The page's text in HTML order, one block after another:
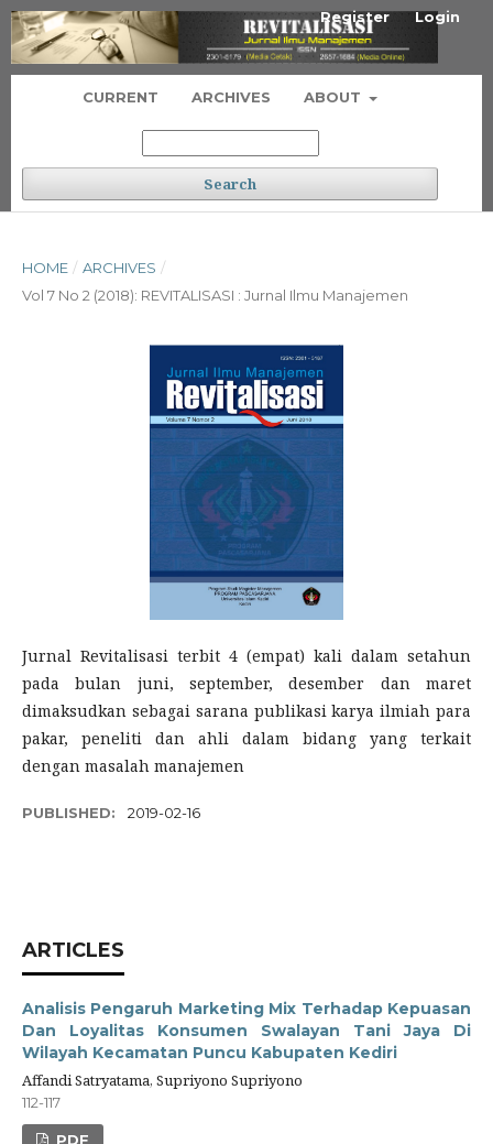
CURRENT ARCHIVES ABOUT
Search
Register Login
HOME / ARCHIVES /
Vol 7 No 2 (2018): REVITALISASI : Jurnal Ilmu Manajemen
Jurnal Revitalisasi terbit 4 (empat) kali dalam setahun
pada bulan juni, september, desember dan maret
dimaksudkan sebagai sarana publikasi karya ilmiah para
pakar, peneliti dan ahli dalam bidang yang terkait
dengan masalah manajemen
PUBLISHED: 2019-02-16
ARTICLES
Analisis Pengaruh Marketing Mix Terhadap Kepuasan
Dan Loyalitas Konsumen Swalayan Tani Jaya Di
Wilayah Kecamatan Puncu Kabupaten Kediri
Affandi Satryatama, Supriyono Supriyono
112-117
PDF